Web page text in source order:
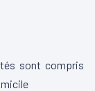
sont compris